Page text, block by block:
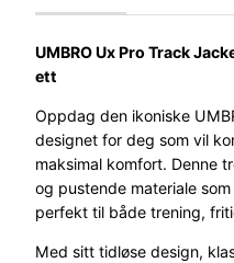
UMBRO Ux Pro Track
ett
Oppdag den ikoniske
designet for deg som vil
maksimal komfort. Denne
og pustende materiale
perfekt til både trening,
Med sitt tidløse design,